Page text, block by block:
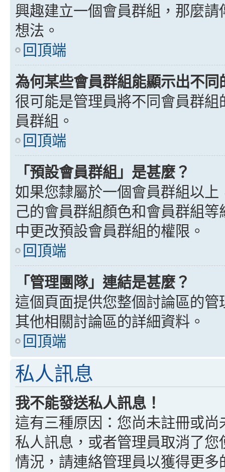
興趣建立一個會員群組，那麼
想法。
回頂端
為何某些會員群組能顯示出不同
很可能是管理員將不同會員群
員群組。
回頂端
「預設會員群組」是甚麼？
如果您隸屬於一個會員群組以
己的會員群組顏色和會員群組
中更改預設會員群組的權限。
回頂端
「管理團隊」連結是甚麼？
這個頁面提供您整個討論區的
其他相關討論區的詳細資料。
回頂端
私人訊息
我不能發送私人訊息！
這有三種原因：您尚未註冊或
私人訊息，或者管理員取消了
情況，請連絡管理員以獲得更多